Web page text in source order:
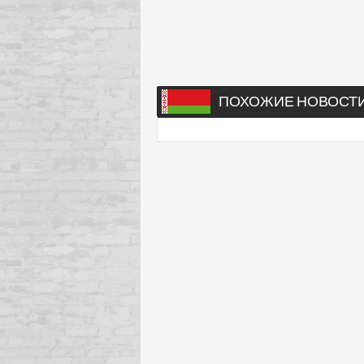
ПОХОЖИЕ